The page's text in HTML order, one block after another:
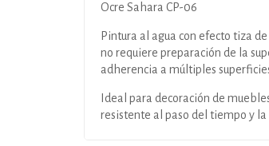
Ocre Sahara CP-06
Pintura al agua con efecto tiza
no requiere preparación de la
adherencia a múltiples
Ideal para decoración de
resistente al paso del tiempo y la